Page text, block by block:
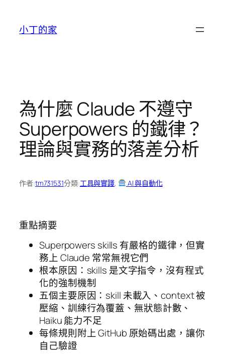
小丁的家
為什麼 Claude 不遵守
Superpowers 的鐵律？
理論與實務的落差分析
作者:tm731531分類:工具與實踐, AI 與自動化
重點摘要
Superpowers skills 有嚴格的鐵律，但實
務上 Claude 常常無視它們
根本原因：skills 是文字指令，沒有程式
化的強制機制
五個主要原因：skill 未載入、context 被
壓縮、訓練行為覆蓋、無狀態計數、
Haiku 能力不足
每條規則附上 GitHub 原始碼出處，讓你
自己驗證